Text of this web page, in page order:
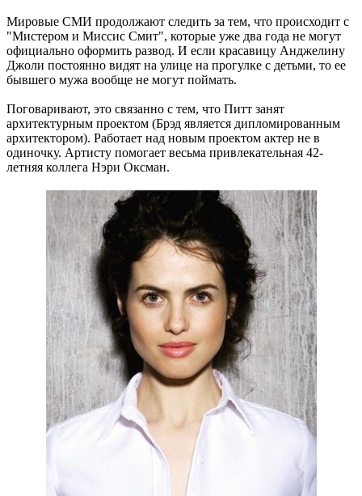
Мировые СМИ продолжают следить за тем, что происходит с
"Мистером и Миссис Смит", которые уже два года не могут
официально оформить развод. И если красавицу Анджелину
Джоли постоянно видят на улице на прогулке с детьми, то ее
бывшего мужа вообще не могут поймать.
Поговаривают, это связанно с тем, что Питт занят
архитектурным проектом (Брэд является дипломированным
архитектором). Работает над новым проектом актер не в
одиночку. Артисту помогает весьма привлекательная 42-
летняя коллега Нэри Оксман.